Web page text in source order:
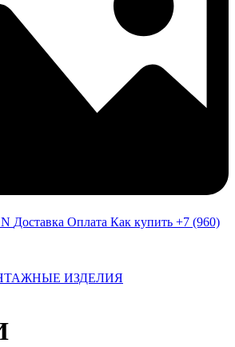
Доставка Оплата Как купить +7 (960)
ИЗДЕЛИЯ